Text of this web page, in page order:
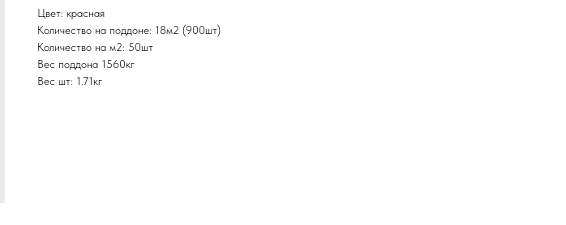
Цвет: красная
Количество на поддоне: 18м2 (900шт)
Количество на м2: 50шт
Вес поддона 1560кг
Вес шт: 1.71кг